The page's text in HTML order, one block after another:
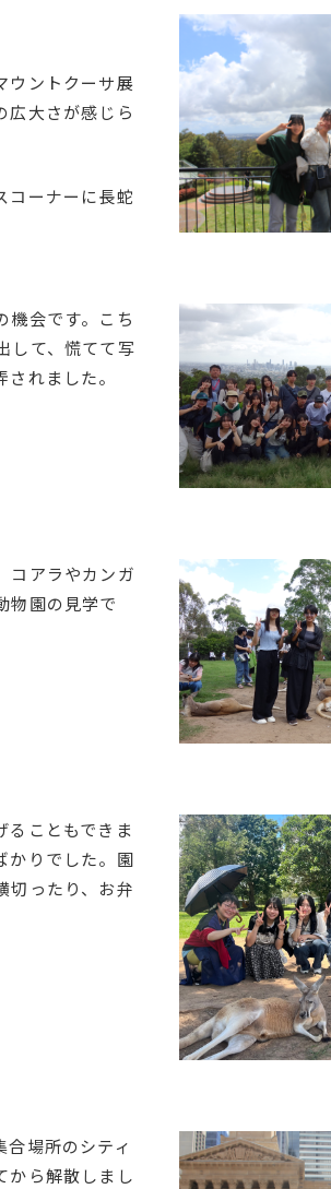
ウントクーサ展
広大さが感じら
コーナーに長蛇
機会です。こち
して、慌てて写
れました。
コアラやカンガ
物園の見学で
ることもできま
かりでした。園
切ったり、お弁
合場所のシティ
から解散しまし